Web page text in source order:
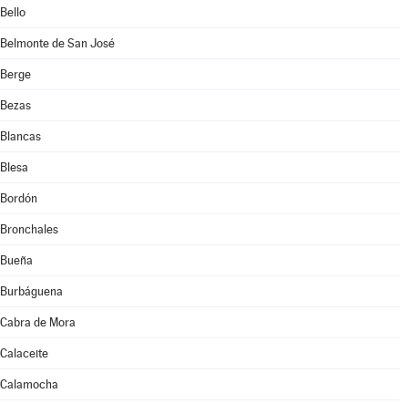
Bello
Belmonte de San José
Berge
Bezas
Blancas
Blesa
Bordón
Bronchales
Bueña
Burbáguena
Cabra de Mora
Calaceite
Calamocha